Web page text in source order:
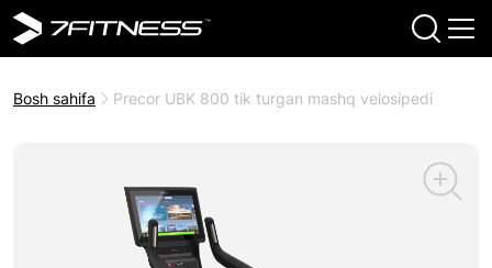
Bosh sahifa Precor UBK 800 tik turgan mashq velosipedi